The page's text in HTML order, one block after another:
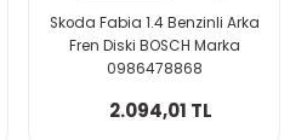
Skoda Fabia 1.4 Benzinli Arka
Fren Diski BOSCH Marka
0986478868
2.094,01 TL